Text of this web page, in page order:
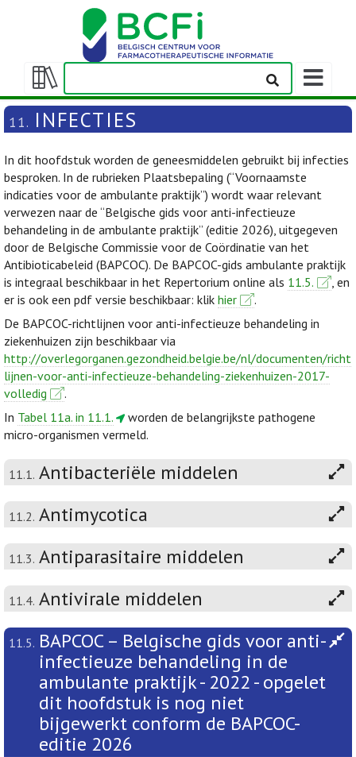
Weergeven/verbergen
inhoudstafel
11. INFECTIES
In dit hoofdstuk worden de geneesmiddelen gebruikt bij infecties
besproken. In de rubrieken Plaatsbepaling (“Voornaamste
indicaties voor de ambulante praktijk”) wordt waar relevant
verwezen naar de “Belgische gids voor anti-infectieuze
behandeling in de ambulante praktijk” (editie 2026), uitgegeven
door de Belgische Commissie voor de Coördinatie van het
Antibioticabeleid (BAPCOC). De BAPCOC-gids ambulante praktijk
is integraal beschikbaar in het Repertorium online als 11.5.
, en
er is ook een pdf versie beschikbaar: klik hier
.
De BAPCOC-richtlijnen voor anti-infectieuze behandeling in
ziekenhuizen zijn beschikbaar via
http://overlegorganen.gezondheid.belgie.be/nl/documenten/richt
lijnen-voor-anti-infectieuze-behandeling-ziekenhuizen-2017-
volledig
.
In Tabel 11a. in 11.1.
worden de belangrijkste pathogene
micro-organismen vermeld.
11.1. Antibacteriële middelen
11.2. Antimycotica
11.3. Antiparasitaire middelen
11.4. Antivirale middelen
11.5. BAPCOC – Belgische gids voor anti-
infectieuze behandeling in de
ambulante praktijk - 2022 - opgelet
dit hoofdstuk is nog niet
bijgewerkt conform de BAPCOC-
editie 2026